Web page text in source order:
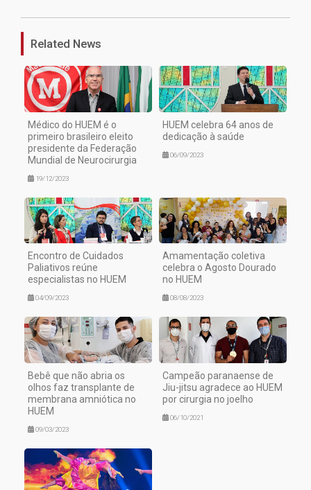
Related News
Médico do HUEM é o
primeiro brasileiro eleito
presidente da Federação
Mundial de Neurocirurgia
19/12/2023
HUEM celebra 64 anos de
dedicação à saúde
06/09/2023
Encontro de Cuidados
Paliativos reúne
especialistas no HUEM
04/09/2023
Amamentação coletiva
celebra o Agosto Dourado
no HUEM
08/08/2023
Bebê que não abria os
olhos faz transplante de
membrana amniótica no
HUEM
09/03/2023
Campeão paranaense de
Jiu-jitsu agradece ao HUEM
por cirurgia no joelho
06/10/2021